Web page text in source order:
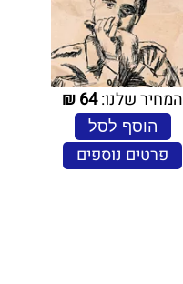
המחיר שלנו:64
₪
הוסף לסל
פרטים נוספים